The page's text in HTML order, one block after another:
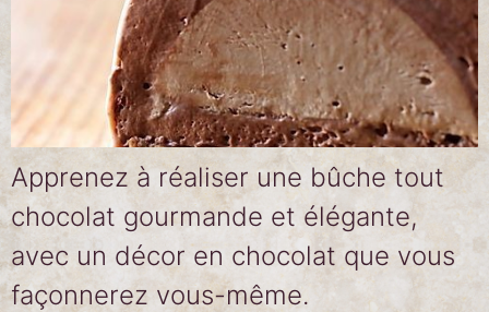
Apprenez à réaliser une bûche tout
chocolat gourmande et élégante,
avec un décor en chocolat que vous
façonnerez vous-même.